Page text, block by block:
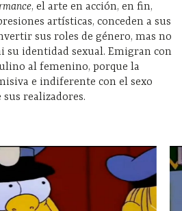
, el arte en acción, en fin,
artísticas, conceden a sus
sus roles de género, mas no
su identidad sexual. Emigran con
al femenino, porque la
e indiferente con el sexo
realizadores.